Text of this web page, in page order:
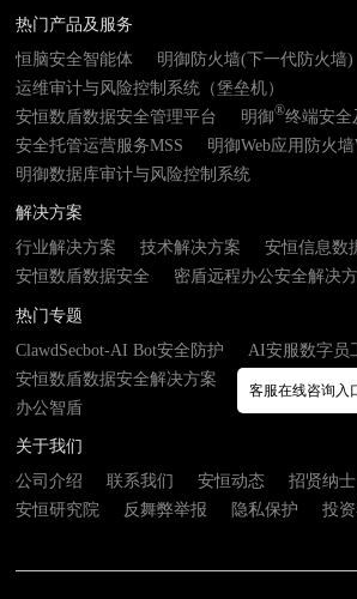
热门产品及服务
恒脑安全智能体
明御防火墙(下一代防火墙)
运维审计与风险控制系统（堡垒机）
安恒数盾数据安全管理平台
明御®终端安全
安全托管运营服务MSS
明御Web应用防火墙
明御数据库审计与风险控制系统
解决方案
行业解决方案
技术解决方案
安恒信息数
安恒数盾数据安全
密盾远程办公安全解决
热门专题
ClawdSecbot-AI Bot安全防护
AI安服数字员
安恒数盾数据安全解决方案
办公智盾
关于我们
公司介绍
联系我们 安恒动态 招贤纳士
安恒研究院
反舞弊举报 隐私保护 投
客服在线咨询入